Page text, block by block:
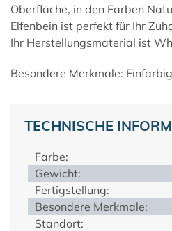
Oberfläche, in den Farben
Elfenbein ist perfekt für Ihr
Ihr Herstellungsmaterial ist
Besondere Merkmale: Einfarbig
TECHNISCHE
Farbe:
Gewicht:
Fertigstellung:
Besondere Merkmale:
Standort: